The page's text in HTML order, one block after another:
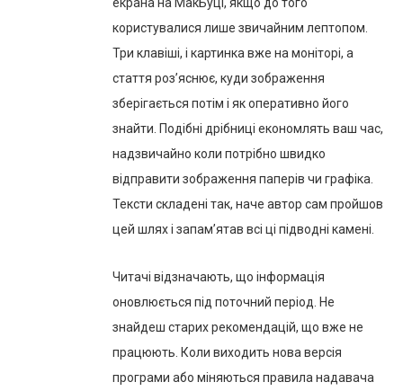
користувалися лише звичайним лептопом.
Три клавіші, і картинка вже на моніторі, а
стаття роз’яснює, куди зображення
зберігається потім і як оперативно його
знайти. Подібні дрібниці економлять ваш час,
надзвичайно коли потрібно швидко
відправити зображення паперів чи графіка.
Тексти складені так, наче автор сам пройшов
цей шлях і запам’ятав всі ці підводні камені.
Читачі відзначають, що інформація
оновлюється під поточний період. Не
знайдеш старих рекомендацій, що вже не
працюють. Коли виходить нова версія
програми або міняються правила надавача